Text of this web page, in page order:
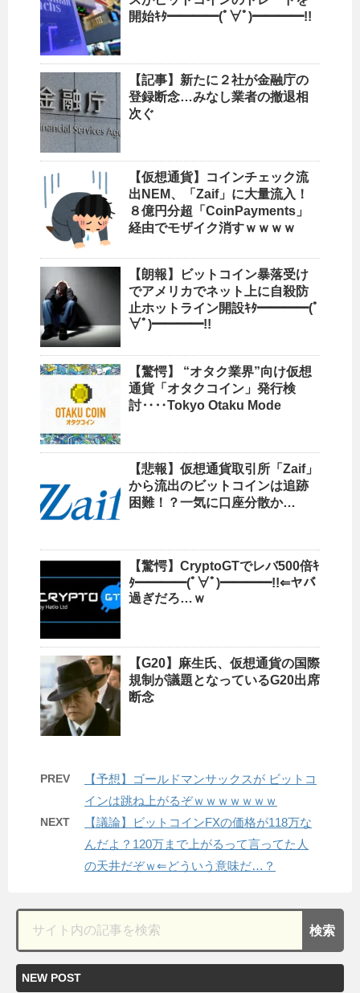
開始ｷﾀ━━━━(ﾟ∀ﾟ)━━━━!!
【記事】新たに２社が金融庁の
登録断念…みなし業者の撤退相
次ぐ
【仮想通貨】コインチェック流
出NEM、「Zaif」に大量流入！
８億円分超「CoinPayments」
経由でモザイク消すｗｗｗｗ
【朗報】ビットコイン暴落受け
でアメリカでネット上に自殺防
止ホットライン開設ｷﾀ━━━━(ﾟ
∀ﾟ)━━━━!!
【驚愕】 “オタク業界”向け仮想
通貨「オタクコイン」発行検
討‥‥Tokyo Otaku Mode
【悲報】仮想通貨取引所「Zaif」
から流出のビットコインは追跡
困難！？一気に口座分散か…
【驚愕】CryptoGTでレバ500倍ｷ
ﾀ━━━━(ﾟ∀ﾟ)━━━━!!⇐ヤバ
過ぎだろ…ｗ
【G20】麻生氏、仮想通貨の国際
規制が議題となっているG20出席
断念
PREV
【予想】ゴールドマンサックスが ビットコ
インは跳ね上がるぞｗｗｗｗｗｗｗ
NEXT
【議論】ビットコインFXの価格が118万な
んだよ？120万まで上がるって言ってた人
の天井だぞｗ⇐どういう意味だ…？
NEW POST